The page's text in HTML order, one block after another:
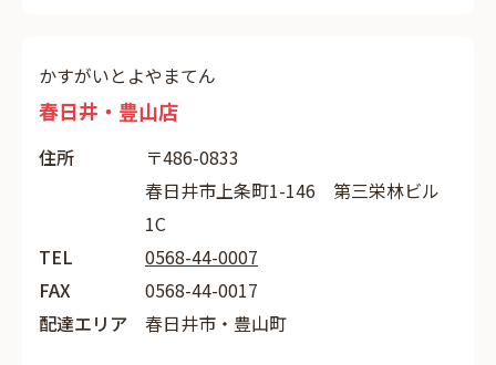
かすがいとよやまてん
春日井・豊山店
住所
〒486-0833
春日井市上条町1-146 第三栄林ビル
1C
TEL
0568-44-0007
FAX
0568-44-0017
配達エリア
春日井市・豊山町